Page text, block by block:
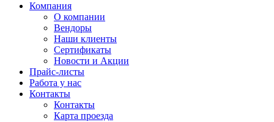
Компания
О компании
Вендоры
Наши клиенты
Сертификаты
Новости и Акции
Прайс-листы
Работа у нас
Контакты
Контакты
Карта проезда